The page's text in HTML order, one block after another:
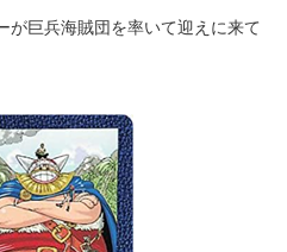
が巨兵海賊団を率いて迎えに来て